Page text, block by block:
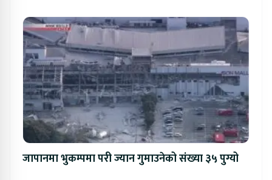
जापानमा भुकम्पमा परी ज्यान गुमाउनेको संख्या ३५ पुग्यो